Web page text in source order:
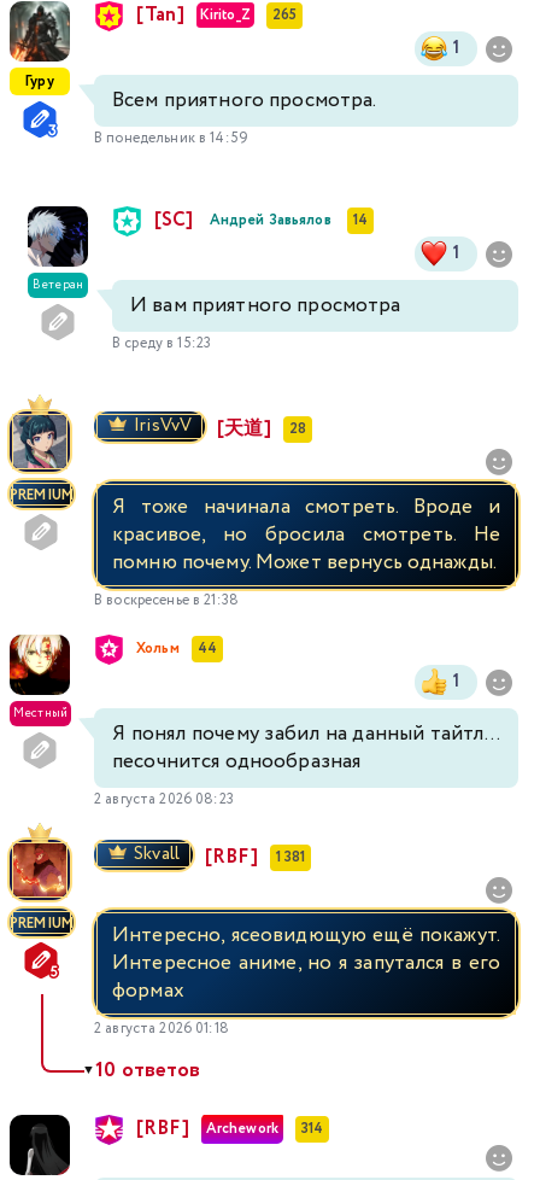
Гуру
[Tan] Kirito_Z 265
1
Всем приятного просмотра.
В понедельник в 14:59
Ветеран
[SC] Андрей Завьялов 14
1
И вам приятного просмотра
В среду в 15:23
PREMIUM
IrisVvV [天道] 28
Я тоже начинала смотреть. Вроде и
красивое, но бросила смотреть. Не
помню почему. Может вернусь однажды.
В воскресенье в 21:38
Местный
Хольм 44
1
Я понял почему забил на данный тайтл...
песочнится однообразная
2 августа 2026 08:23
PREMIUM
Skvall [RBF] 1 381
Интересно, ясеовидющую ещё покажут.
Интересное аниме, но я запутался в его
формах
2 августа 2026 01:18
▼10 ответов
[RBF] Archework 314